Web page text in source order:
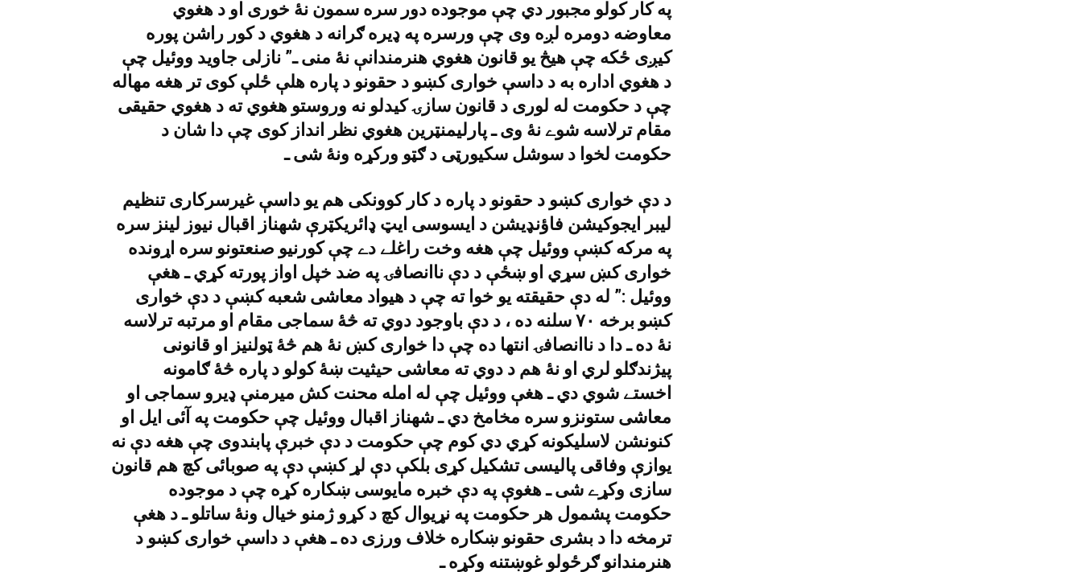
په کار کولو مجبور دي چې موجوده دور سره سمون نۀ خورى او د هغوي
معاوضه دومره لږه وى چې ورسره په ډيره ګرانه د هغوي د کور راشن پوره
کيږى ځکه چې هيڅ يو قانون هغوي هنرمندانې نۀ منى ـ” نازلى جاويد ووئيل چې
د هغوي اداره به د داسې خوارى کښو د حقونو د پاره هلې ځلې کوى تر هغه مهاله
چې د حکومت له لورى د قانون سازۍ کيدلو نه وروستو هغوي ته د هغوي حقيقى
مقام ترلاسه شوے نۀ وى ـ پارليمنټرين هغوي نظر انداز کوى چې دا شان د
حکومت لخوا د سوشل سکيورټى د ګټو ورکړه ونۀ شى ـ
د دې خوارى کښو د حقونو د پاره د کار کوونکى هم يو داسې غيرسرکارى تنظيم
ليبر ايجوکيشن فاؤنډيشن د ايسوسى ايټ ډائريکټرې شهناز اقبال نيوز لينز سره
په مرکه کښې ووئيل چې هغه وخت راغلے دے چې کورنيو صنعتونو سره اړونده
خوارى کښ سړي او ښځې د دې ناانصافۍ په ضد خپل اواز پورته کړي ـ هغې
ووئيل :” له دې حقيقته يو خوا ته چې د هيواد معاشى شعبه کښې د دې خوارى
کښو برخه ٧٠ سلنه ده ، د دې باوجود دوي ته څۀ سماجى مقام او مرتبه ترلاسه
نۀ ده ـ دا د ناانصافۍ انتها ده چې دا خوارى کښ نۀ هم څۀ ټولنيز او قانونى
پيژندګلو لري او نۀ هم د دوي ته معاشى حيثيت ښۀ کولو د پاره څۀ ګامونه
اخستے شوي دي ـ هغې ووئيل چې له امله محنت کش ميرمنې ډيرو سماجى او
معاشى ستونزو سره مخامخ دي ـ شهناز اقبال ووئيل چې حکومت په آئى ايل او
کنونشن لاسليکونه کړي دي کوم چې حکومت د دې خبرې پابندوى چې هغه دې نه
يوازې وفاقى پاليسى تشکيل کړى بلکې دې لړ کښې دې په صوبائى کچ هم قانون
سازى وکړے شى ـ هغوې په دې خبره مايوسى ښکاره کړه چې د موجوده
حکومت پشمول هر حکومت په نړيوال کچ د کړو ژمنو خيال ونۀ ساتلو ـ د هغې
ترمخه دا د بشرى حقونو ښکاره خلاف ورزى ده ـ هغې د داسې خوارى کښو د
هنرمندانو ګرځولو غوښتنه وکړه ـ